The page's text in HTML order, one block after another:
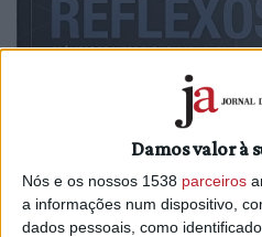
Damos valor à
Nós e os nossos 1538 parceiros
a informações num dispositivo,
dados pessoais, como
Nuno Pedro junta neste livro,
Oliveira (Toni), vice-presidente
de Futebol, pensamentos do
dirigente, do autarca e do
em comum: a paixão pelo